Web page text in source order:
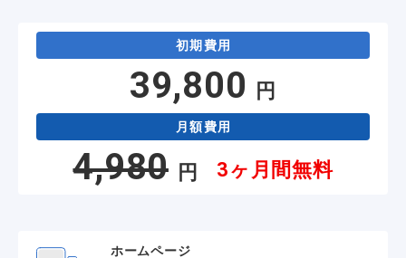
初期費用
39,800 円
月額費用
4,980 円 3ヶ月間無料
ホームページ